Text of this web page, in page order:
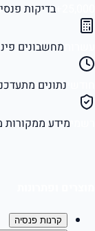
בדיקות
מחשבונים
נתונים
מידע ממקורות
קרנות פנסיה